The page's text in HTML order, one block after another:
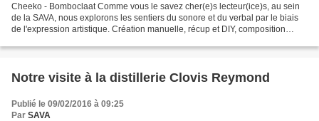
Cheeko - Bomboclaat Comme vous le savez cher(e)s lecteur(ice)s, au sein
de la SAVA, nous explorons les sentiers du sonore et du verbal par le biais
de l'expression artistique. Création manuelle, récup et DIY, composition
Notre visite à la distillerie Clovis Reymond
Publié le 09/02/2016 à 09:25
Par SAVA